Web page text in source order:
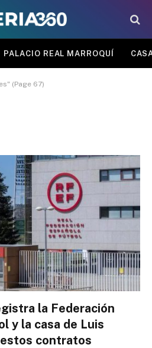
PALACIO REAL MARROQUÍ
(Page 67)
la Federación
y la casa de Luis
contratos